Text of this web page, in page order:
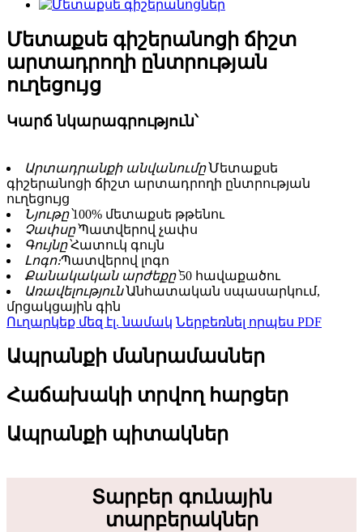
Մետաքսե գիշերանոցի ճիշտ
արտադրողի ընտրության
ուղեցույց
Կարճ նկարագրություն՝
Արտադրանքի անվանումը՝Մետաքսե
գիշերանոցի ճիշտ արտադրողի ընտրության
ուղեցույց
Նյութը՝100% մետաքսե թթենու
Չափսը՝Պատվերով չափս
Գույնը՝Հատուկ գույն
Լոգո։Պատվերով լոգո
Քանակական արժեքը՝50 հավաքածու
Առավելություն՝Անհատական ​​սպասարկում,
մրցակցային գին
Ուղարկեք մեզ էլ. նամակ Ներբեռնել որպես PDF
Ապրանքի մանրամասներ
Հաճախակի տրվող հարցեր
Ապրանքի պիտակներ
Տարբեր գունային
տարբերակներ